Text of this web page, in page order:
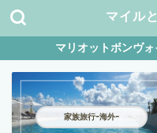
マイル
マリオットボンヴ
家族旅行ｰ海外ｰ